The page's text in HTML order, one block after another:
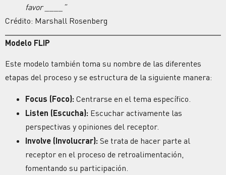
favor ____”
Crédito: Marshall Rosenberg
Modelo FLIP
Este modelo también toma su nombre de las diferentes
etapas del proceso y se estructura de la siguiente manera:
Focus (Foco): Centrarse en el tema específico.
Listen (Escucha): Escuchar activamente las
perspectivas y opiniones del receptor.
Involve (Involucrar): Se trata de hacer parte al
receptor en el proceso de retroalimentación,
fomentando su participación.